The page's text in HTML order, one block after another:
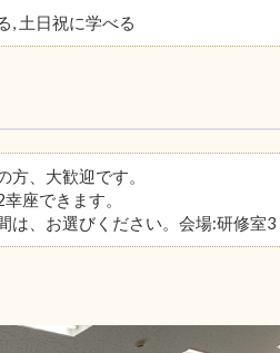
, 土日祝に学べる
方、大歓迎です。
座できます。
は、お選びください。会場:研修室3